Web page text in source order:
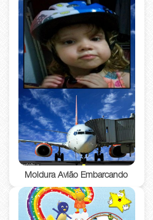
Moldura Avião Embarcando